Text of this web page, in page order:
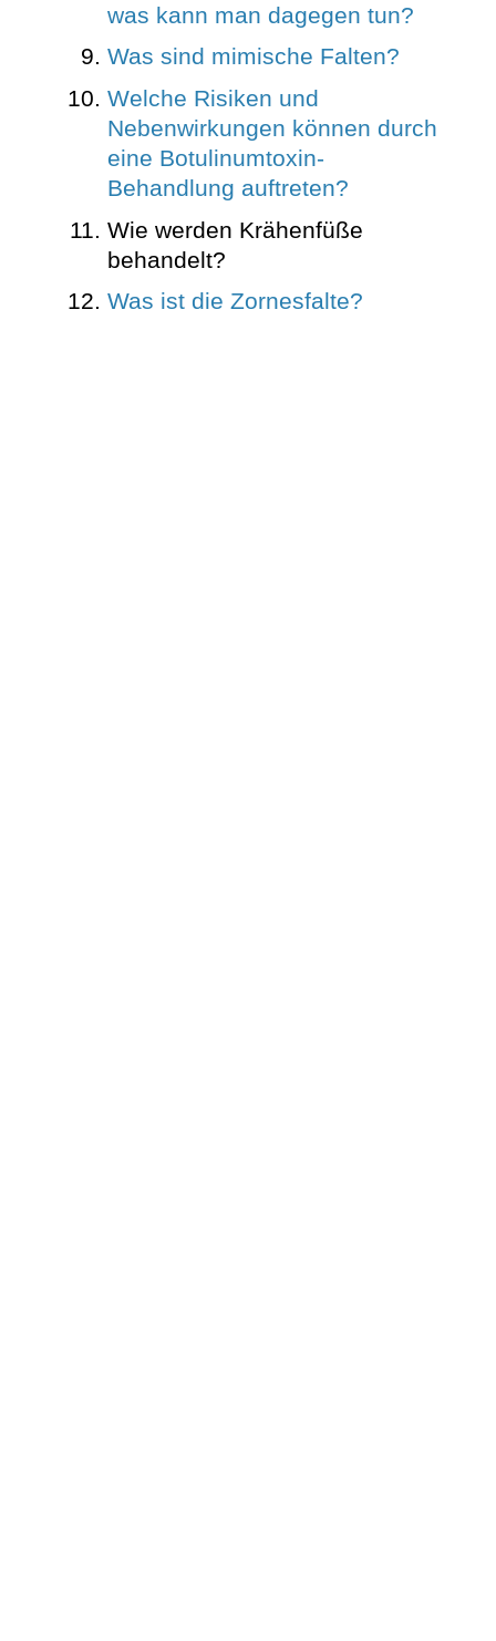
was kann man dagegen tun?
Was sind mimische Falten?
Welche Risiken und
Nebenwirkungen können durch
eine Botulinumtoxin-
Behandlung auftreten?
Wie werden Krähenfüße
behandelt?
Was ist die Zornesfalte?